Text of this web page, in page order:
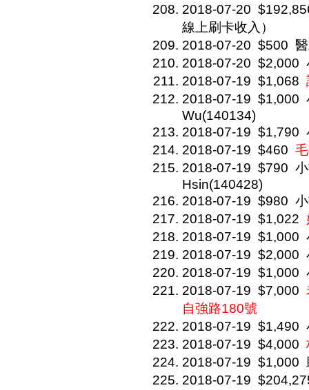
2018-07-20
線上刷卡收入）
2018-07-20 $500
2018-07-20 $2,000
2018-07-19 $1,068
2018-07-19 $1,000
Wu(140134)
2018-07-19 $1,790
2018-07-19 $460
2018-07-19 $790
Hsin(140428)
2018-07-19 $980
2018-07-19 $1,022
2018-07-19 $1,000
2018-07-19 $2,000
2018-07-19 $1,000
2018-07-19 $7,000
自強路180號
2018-07-19 $1,490
2018-07-19 $4,000
2018-07-19 $1,000
2018-07-19